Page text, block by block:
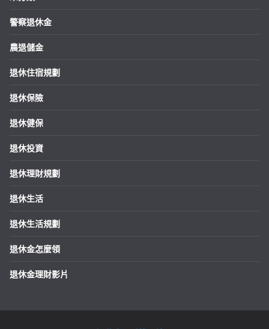
警察退休金
農退儲金
退休住宿規劃
退休保險
退休健保
退休投資
退休理財規劃
退休生活
退休生活規劃
退休金怎麼領
退休金理財影片